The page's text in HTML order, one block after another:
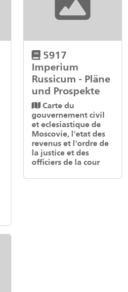
5917
Imperium
Russicum - Pläne
und Prospekte
Carte du
gouvernement civil
et eclesiastique de
Moscovie, l'etat des
revenus et l'ordre de
la justice et des
officiers de la cour